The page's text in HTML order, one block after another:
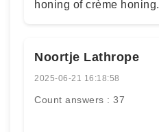
honing of crème honing.
Noortje Lathrope
2025-06-21 16:18:58
Count answers : 37